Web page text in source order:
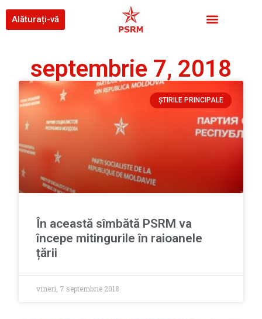
Alăturați-vă
septembrie 7, 2018
ȘTIRILE PRINCIPALE
În această sîmbătă PSRM va
începe mitingurile în raioanele
țării
vineri, 7 septembrie 2018